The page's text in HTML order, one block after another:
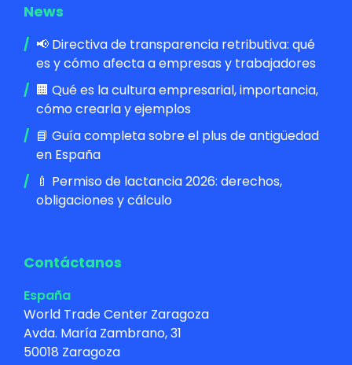
News
📢 Directiva de transparencia retributiva: qué
es y cómo afecta a empresas y trabajadores
🏢 Qué es la cultura empresarial, importancia,
cómo crearla y ejemplos
📘 Guía completa sobre el plus de antigüedad
en España
🍼 Permiso de lactancia 2026: derechos,
obligaciones y cálculo
Contáctanos
España
World Trade Center Zaragoza
Avda. María Zambrano, 31
50018 Zaragoza